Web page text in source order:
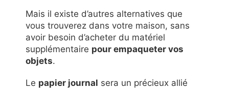
Mais il existe d’autres alternatives que
vous trouverez dans votre maison, sans
avoir besoin d’acheter du matériel
supplémentaire pour empaqueter vos
objets.
Le papier journal sera un précieux allié